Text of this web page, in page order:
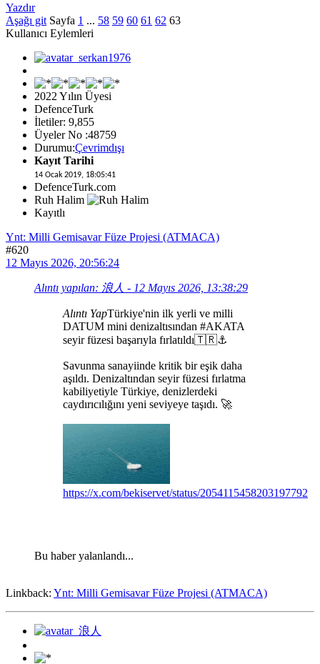
Yazdır
Aşağı git Sayfa 1 ... 58 59 60 61 62 63
Kullanıcı Eylemleri
2022 Yılın Üyesi
DefenceTurk
İletiler: 9,855
Üyeler No :48759
Durumu:Çevrimdışı
Kayıt Tarihi
14 Ocak 2019, 18:05:41
DefenceTurk.com
Ruh Halim
Kayıtlı
Ynt: Milli Gemisavar Füze Projesi (ATMACA)
#620
12 Mayıs 2026, 20:56:24
Alıntı yapılan: 浪人 - 12 Mayıs 2026, 13:38:29
Alıntı YapTürkiye'nin ilk yerli ve milli
DATUM mini denizaltısından #AKATA
seyir füzesi başarıyla fırlatıldı🇹🇷⚓️
Savunma sanayiinde kritik bir eşik daha
aşıldı. Denizaltından seyir füzesi fırlatma
kabiliyetiyle Türkiye, denizlerdeki
caydırıcılığını yeni seviyeye taşıdı. 🚀
https://x.com/bekiservet/status/2054115458203197792
Bu haber yalanlandı...
Linkback: Ynt: Milli Gemisavar Füze Projesi (ATMACA)